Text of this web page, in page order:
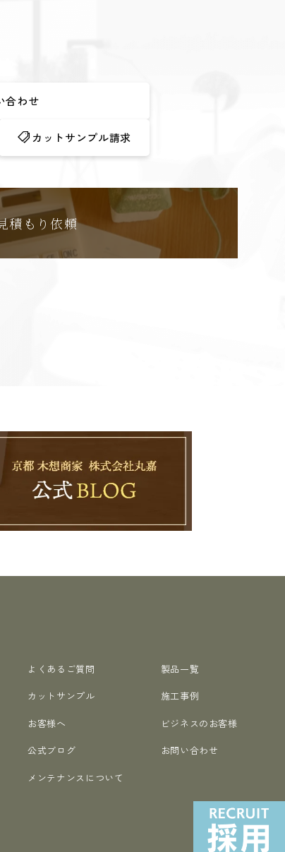
合わせ
カットサンプル請求
積もり依頼
よくあるご質問 製品一覧
カットサンプル 施工事例
お客様へ ビジネスのお客様
公式ブログ お問い合わせ
メンテナンスについて